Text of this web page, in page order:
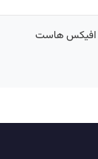
افیکس هاست